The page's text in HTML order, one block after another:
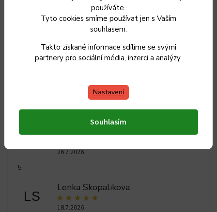
používáte.
Tyto cookies smíme používat jen s Vaším
souhlasem.
Takto získané informace sdílíme se svými
partnery pro sociální média, inzerci a analýzy.
Nastavení
Souhlasím
Hmotnost: 0.4 kg
8595157164
Ilona Trojková
26.7.2026
5
LS
Lenka Skopalikova
18.7.2026